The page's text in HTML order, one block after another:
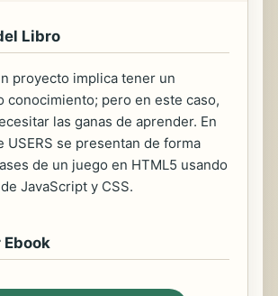
Libro
proyecto implica tener un
conocimiento; pero en este caso,
las ganas de aprender. En
USERS se presentan de forma
de un juego en HTML5 usando
JavaScript y CSS.